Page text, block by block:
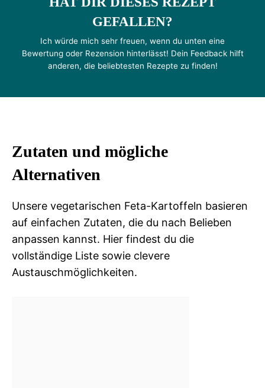
GEFALLEN?
Ich würde mich sehr freuen, wenn du unten eine
Bewertung oder Rezension hinterlässt! Dein Feedback hilft
anderen, die beliebtesten Rezepte zu finden!
Zutaten und mögliche
Alternativen
Unsere vegetarischen Feta-Kartoffeln basieren
auf einfachen Zutaten, die du nach Belieben
anpassen kannst. Hier findest du die
vollständige Liste sowie clevere
Austauschmöglichkeiten.